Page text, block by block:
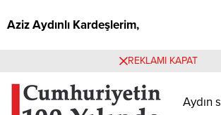
Aziz Aydınlı Kardeşlerim,
Türkiye ekonomisi yoğun bakımdadır.
Tarım, turizm ve sanayi kenti olan Aydın
REKLAMI KAPAT